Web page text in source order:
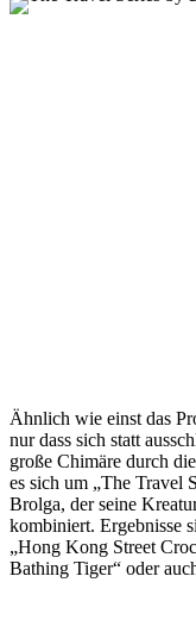
Ähnlich wie einst das
nur dass sich statt
große Chimäre durch
es sich um „The Travel
Brolga, der seine
kombiniert. Ergebnisse
„Hong Kong Street
Bathing Tiger“ oder